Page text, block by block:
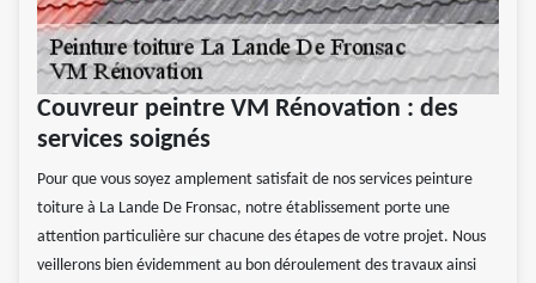
Couvreur peintre VM Rénovation : des
services soignés
Pour que vous soyez amplement satisfait de nos services peinture
toiture à La Lande De Fronsac, notre établissement porte une
attention particulière sur chacune des étapes de votre projet. Nous
veillerons bien évidemment au bon déroulement des travaux ainsi